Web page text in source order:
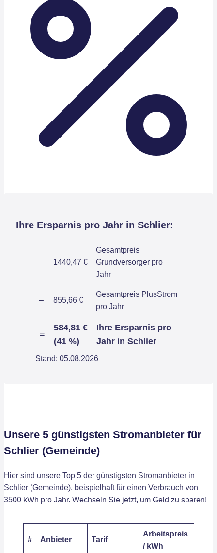
Ihre Ersparnis pro Jahr in Schlier:
1440,47 €
Gesamtpreis
Grundversorger pro
Jahr
– 855,66 €
Gesamtpreis PlusStrom
pro Jahr
=
584,81 €
(41 %)
Ihre Ersparnis pro
Jahr in Schlier
Stand: 05.08.2026
Unsere 5 günstigsten Stromanbieter für
Schlier (Gemeinde)
Hier sind unsere Top 5 der günstigsten Stromanbieter in
Schlier (Gemeinde), beispielhaft für einen Verbrauch von
3500 kWh pro Jahr. Wechseln Sie jetzt, um Geld zu sparen!
# Anbieter Tarif
Arbeitspreis
/ kWh